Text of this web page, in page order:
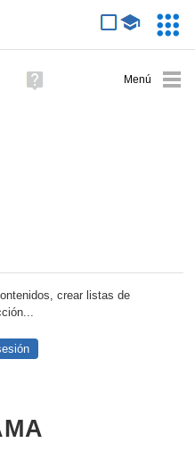
avanzada
Ayuda
(en
crear listas de